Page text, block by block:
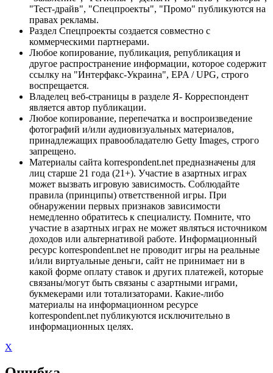
"Тест-драйв", "Спецпроекты", "Промо" публикуются на
правах рекламы.
Раздел Спецпроекты создается совместно с
коммерческими партнерами.
Любое копирование, публикация, републикация и
другое распространение информации, которое содержит
ссылку на "Интерфакс-Украина", EPA / UPG, строго
воспрещается.
Владелец веб-страницы в разделе Я- Корреспондент
является автор публикации.
Любое копирование, перепечатка и воспроизведение
фотографий и/или аудиовизуальных материалов,
принадлежащих правообладателю Getty Images, строго
запрещено.
Материалы сайта korrespondent.net предназначены для
лиц старше 21 года (21+). Участие в азартных играх
может вызвать игровую зависимость. Соблюдайте
правила (принципы) ответственной игры. При
обнаружении первых признаков зависимости
немедленно обратитесь к специалисту. Помните, что
участие в азартных играх не может являться источником
доходов или альтернативой работе. Информационный
ресурс korrespondent.net не проводит игры на реальные
и/или виртуальные деньги, сайт не принимает ни в
какой форме оплату ставок и других платежей, которые
связаны/могут быть связаны с азартными играми,
букмекерами или тотализаторами. Какие-либо
материалы на информационном ресурсе
korrespondent.net публикуются исключительно в
информационных целях.
X